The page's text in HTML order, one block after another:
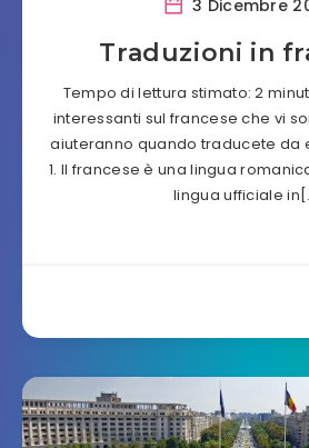
3 Dicembre
Traduzioni in
Tempo di lettura stimato: 2
interessanti sul francese che vi
aiuteranno quando traducete da
1. Il francese è una lingua
lingua ufficiale